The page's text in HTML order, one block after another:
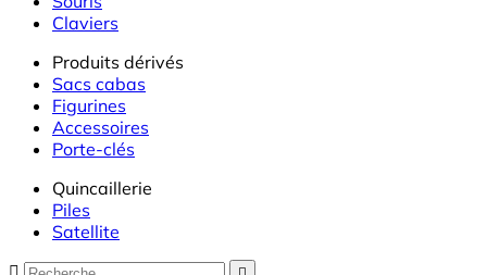
Claviers
Produits dérivés
Sacs cabas
Figurines
Accessoires
Porte-clés
Quincaillerie
Piles
Satellite